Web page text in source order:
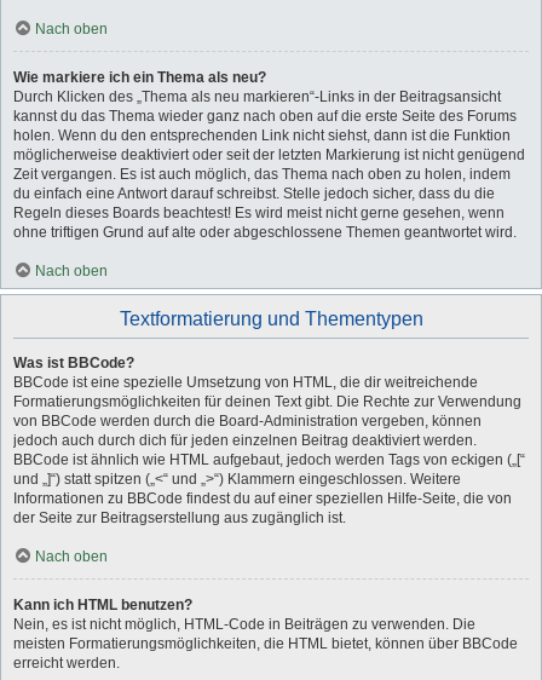
Nach oben
Wie markiere ich ein Thema als neu?
Durch Klicken des „Thema als neu markieren“-Links in der Beitragsansicht
kannst du das Thema wieder ganz nach oben auf die erste Seite des Forums
holen. Wenn du den entsprechenden Link nicht siehst, dann ist die Funktion
möglicherweise deaktiviert oder seit der letzten Markierung ist nicht genügend
Zeit vergangen. Es ist auch möglich, das Thema nach oben zu holen, indem
du einfach eine Antwort darauf schreibst. Stelle jedoch sicher, dass du die
Regeln dieses Boards beachtest! Es wird meist nicht gerne gesehen, wenn
ohne triftigen Grund auf alte oder abgeschlossene Themen geantwortet wird.
Nach oben
Textformatierung und Thementypen
Was ist BBCode?
BBCode ist eine spezielle Umsetzung von HTML, die dir weitreichende
Formatierungsmöglichkeiten für deinen Text gibt. Die Rechte zur Verwendung
von BBCode werden durch die Board-Administration vergeben, können
jedoch auch durch dich für jeden einzelnen Beitrag deaktiviert werden.
BBCode ist ähnlich wie HTML aufgebaut, jedoch werden Tags von eckigen („[“
und „]“) statt spitzen („<“ und „>“) Klammern eingeschlossen. Weitere
Informationen zu BBCode findest du auf einer speziellen Hilfe-Seite, die von
der Seite zur Beitragserstellung aus zugänglich ist.
Nach oben
Kann ich HTML benutzen?
Nein, es ist nicht möglich, HTML-Code in Beiträgen zu verwenden. Die
meisten Formatierungsmöglichkeiten, die HTML bietet, können über BBCode
erreicht werden.